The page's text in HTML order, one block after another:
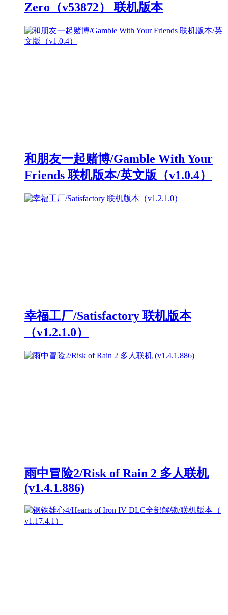
Zero（v53872） 联机版本
和朋友一起赌博/Gamble With Your
Friends 联机版本/英文版（v1.0.4）
幸福工厂/Satisfactory 联机版本
（v1.2.1.0）
雨中冒险2/Risk of Rain 2 多人联机
(v1.4.1.886)